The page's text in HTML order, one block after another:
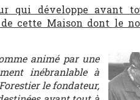
qui développe avant
cette Maison dont le
animé par une
inébranlable à
le fondateur,